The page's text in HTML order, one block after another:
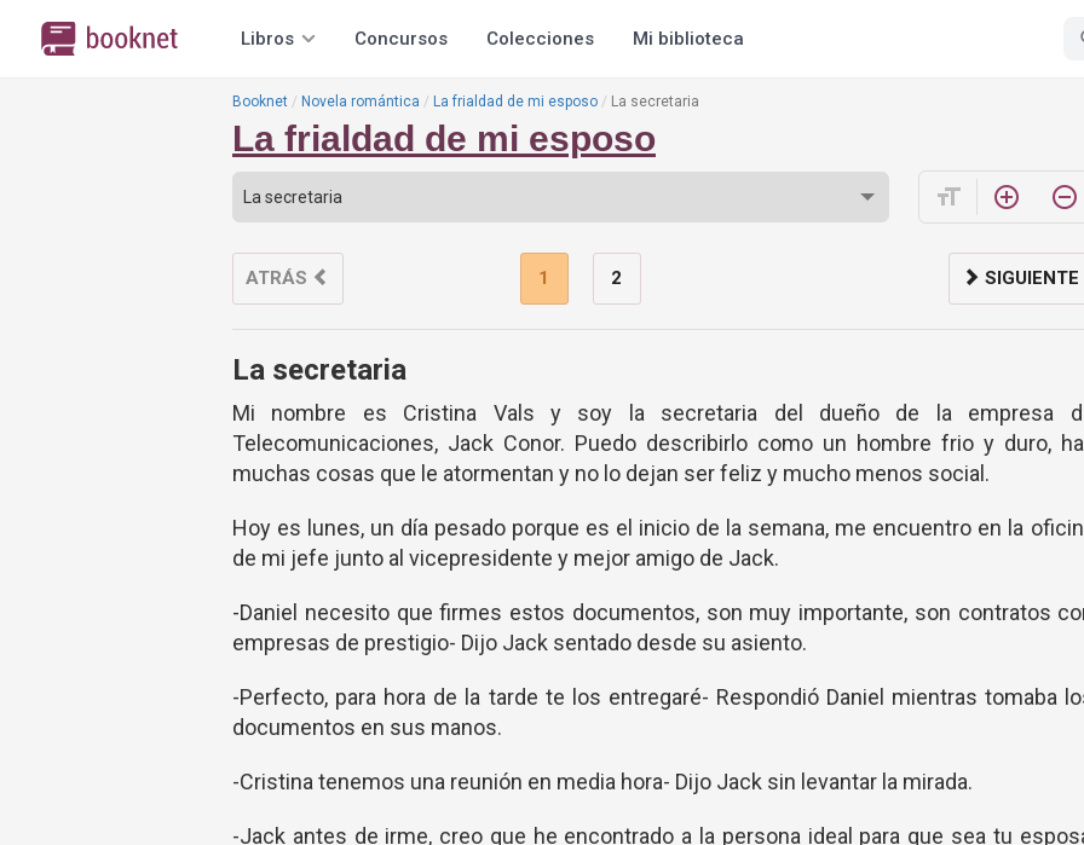
Libros Concursos Colecciones Mi biblioteca
Booknet Novela romántica La frialdad de mi esposo La secretaria
La frialdad de mi esposo
format_size add_circle_outline remove_circle_outline
ATRÁS 1 2 SIGUIENTE
La secretaria
Mi nombre es Cristina Vals y soy la secretaria del dueño de la empresa
Telecomunicaciones, Jack Conor. Puedo describirlo como un hombre frio y duro,
muchas cosas que le atormentan y no lo dejan ser feliz y mucho menos social.
Hoy es lunes, un día pesado porque es el inicio de la semana, me encuentro en la
de mi jefe junto al vicepresidente y mejor amigo de Jack.
-Daniel necesito que firmes estos documentos, son muy importante, son contratos
empresas de prestigio- Dijo Jack sentado desde su asiento.
-Perfecto, para hora de la tarde te los entregaré- Respondió Daniel mientras tomaba
documentos en sus manos.
-Cristina tenemos una reunión en media hora- Dijo Jack sin levantar la mirada.
-Jack antes de irme, creo que he encontrado a la persona ideal para que sea tu